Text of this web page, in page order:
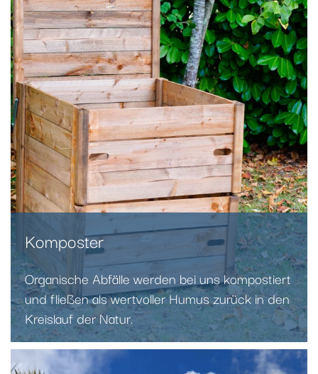
Komposter
Organische Abfälle werden bei uns kompostiert
und fließen als wertvoller Humus zurück in den
Kreislauf der Natur.